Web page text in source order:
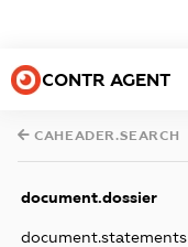
CONTR AGENT
CAHEADER.SEARCH
document.dossier
document.statements